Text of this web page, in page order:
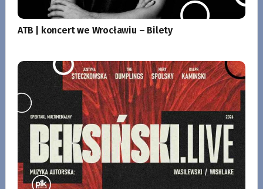
ATB | koncert we Wrocławiu – Bilety